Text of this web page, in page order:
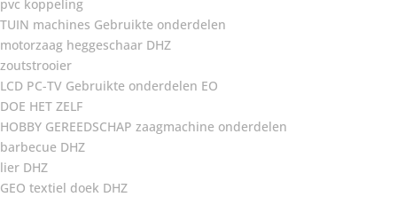
pvc koppeling
TUIN machines Gebruikte onderdelen
motorzaag heggeschaar DHZ
zoutstrooier
LCD PC-TV Gebruikte onderdelen EO
DOE HET ZELF
HOBBY GEREEDSCHAP zaagmachine onderdelen
barbecue DHZ
lier DHZ
GEO textiel doek DHZ